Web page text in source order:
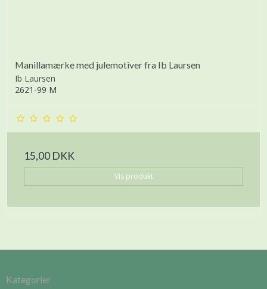
Manillamærke med julemotiver fra Ib Laursen
Ib Laursen
2621-99 M
15,00 DKK
Vis produkt
Kategorier